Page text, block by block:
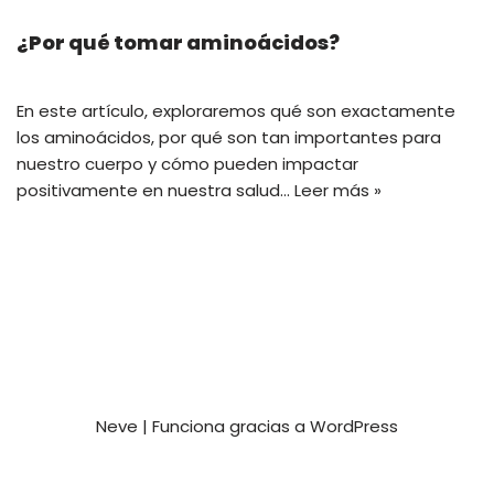
¿Por qué tomar aminoácidos?
En este artículo, exploraremos qué son exactamente
los aminoácidos, por qué son tan importantes para
nuestro cuerpo y cómo pueden impactar
positivamente en nuestra salud… Leer más »
Neve | Funciona gracias a WordPress